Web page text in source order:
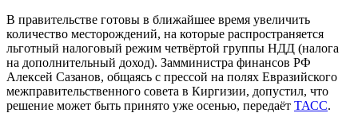
В правительстве готовы в ближайшее время увеличить
количество месторождений, на которые распространяется
льготный налоговый режим четвёртой группы НДД (налога
на дополнительный доход). Замминистра финансов РФ
Алексей Сазанов, общаясь с прессой на полях Евразийского
межправительственного совета в Киргизии, допустил, что
решение может быть принято уже осенью, передаёт ТАСС.